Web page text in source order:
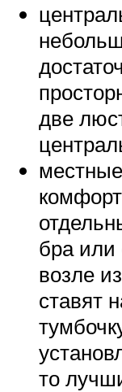
две
бра или
возле
ставят
то